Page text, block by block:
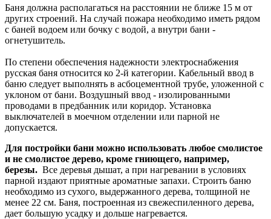
Баня должна располагаться на расстоянии не ближе 15 м от
других строений. На случай пожара необходимо иметь рядом
с баней водоем или бочку с водой, а внутри бани -
огнетушитель.
По степени обеспечения надежности электроснабжения
русская баня относится ко 2-й категории. Кабельный ввод в
баню следует выполнять в асбоцементной трубе, уложенной с
уклоном от бани. Воздушный ввод - изолированными
проводами в предбанник или коридор. Установка
выключателей в моечном отделении или парной не
допускается.
Для постройки бани можно использовать любое смолистое
и не смолистое дерево, кроме гниющего, например,
березы. Все деревья дышат, а при нагревании в условиях
парной издают приятные ароматные запахи. Строить баню
необходимо из сухого, выдержанного дерева, толщиной не
менее 22 см. Баня, построенная из свежеспиленного дерева,
дает большую усадку и дольше нагревается.